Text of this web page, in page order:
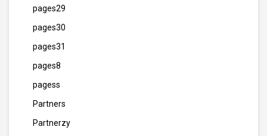
pages29
pages30
pages31
pages8
pagess
Partners
Partnerzy